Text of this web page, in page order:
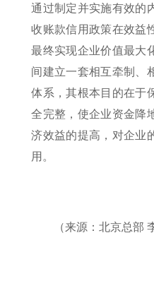
通过制定并实施有效的
收账款信用政策在效益
最终实现企业价值最大
间建立一套相互牵制、
体系，其根本目的在于
全完整，使企业资金降
济效益的提高，对企业
用。
（来源：北京总部